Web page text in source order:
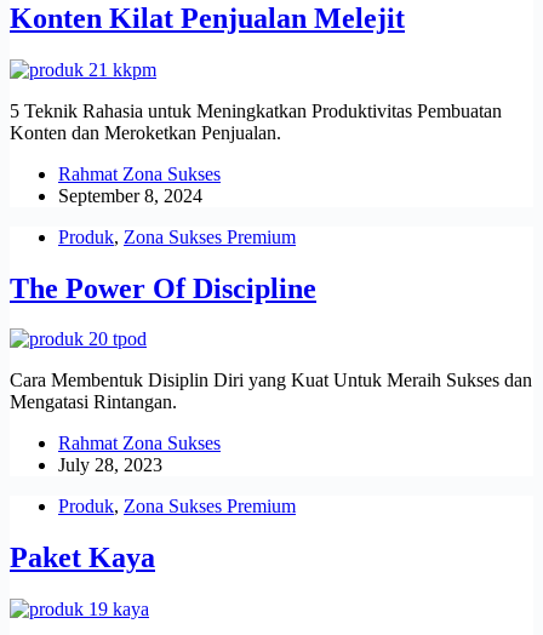
Konten Kilat Penjualan Melejit
5 Teknik Rahasia untuk Meningkatkan Produktivitas Pembuatan
Konten dan Meroketkan Penjualan.
Rahmat Zona Sukses
September 8, 2024
Produk, Zona Sukses Premium
The Power Of Discipline
Cara Membentuk Disiplin Diri yang Kuat Untuk Meraih Sukses dan
Mengatasi Rintangan.
Rahmat Zona Sukses
July 28, 2023
Produk, Zona Sukses Premium
Paket Kaya